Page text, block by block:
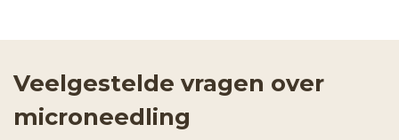
Veelgestelde vragen over
microneedling